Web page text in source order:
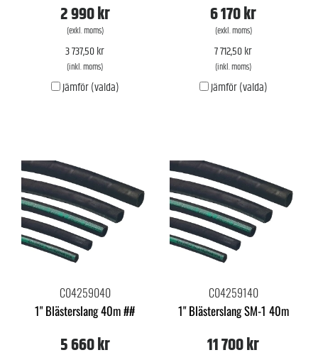
2 990 kr
(exkl. moms)
3 737,50 kr
(inkl. moms)
Jämför (valda)
6 170 kr
(exkl. moms)
7 712,50 kr
(inkl. moms)
Jämför (valda)
C04259040
1" Blästerslang 40m ##
5 660 kr
C04259140
1" Blästerslang SM-1 40m
11 700 kr